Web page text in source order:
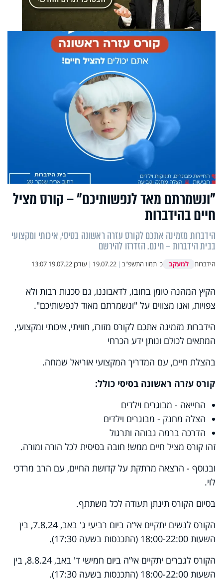
"ונשמרתם מאד לנפשותיכם" – קורס מציל
חיים בהידברות
הידברות מזמינה אתכם לקורס עזרה ראשונה בסיסי, איכותי ומקצועי
בבית הידברות – חינם. הזדרזו להירשם
הידברות למעקב כ' תמוז התשפ"ב |
19.07.22
| עודכן19.07.22 13:07
הקיץ המהנה טומן בחובו, לדאבוננו, גם סכנות רבות ולא
צפויות, ואנו מצווים על "ונשמרתם מאוד לנפשותיכם".
הידברות מזמינה אתכם לקורס מזורז, חוויתי, איכותי ומקצועי,
המתאים לכולם ונותן ידע הכרחי
בהצלת חיים, עם המדריך המקצועי אוריאל שמחה.
קורס עזרה ראשונה בסיסי כולל:
החייאה - מבוגרים וילדים
הצלה מחנק - מבוגרים וילדים
הדרכה ברמה גבוהה ותרגול
זהו קורס מציל חיים ממש! חובה בסיסית לכל הורה ומורה.
ובנוסף - הרצאה מרתקת על קדושת החיים, עם הרב מרדכי
לוי.
בסיום הקורס תינתן תעודה לכל משתתף.
הקורס לנשים יתקיים אי”ה ביום רביעי ג' באב, 7.8.24, בין
השעות 18:00-22:00 (התכנסות בשעה 17:30).
הקורס לגברים יתקיים אי”ה ביום חמישי ד' באב, 8.8.24, בין
השעות 18:00-22:00 (התכנסות בשעה 17:30).